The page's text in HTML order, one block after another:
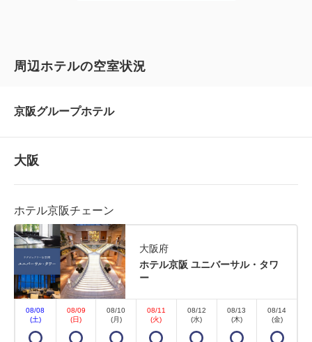
周辺ホテルの空室状況
京阪グループホテル
大阪
ホテル京阪チェーン
大阪府
ホテル京阪 ユニバーサル・タワ
ー
08/08
(土)
08/09
(日)
08/10
(月)
08/11
(火)
08/12
(水)
08/13
(木)
08/14
(金)